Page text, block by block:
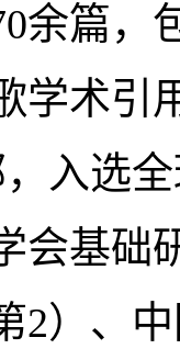
余篇，
学术引
，入选
会基础
2）、